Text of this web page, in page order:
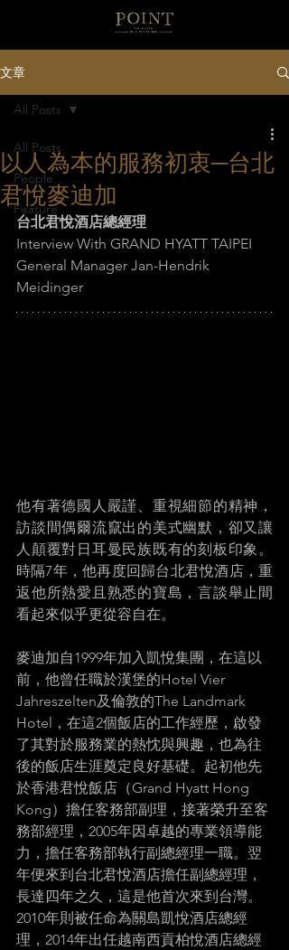
文章
All Posts
People
Feature
All Posts
以人為本的服務初衷─台北
君悅麥迪加
台北君悅酒店總經理
Interview With GRAND HYATT TAIPEI
General Manager Jan-Hendrik
Meidinger
他有著德國人嚴謹、重視細節的精神，
訪談間偶爾流竄出的美式幽默，卻又讓
人顛覆對日耳曼民族既有的刻板印象。
時隔7年，他再度回歸台北君悅酒店，重
返他所熱愛且熟悉的寶島，言談舉止間
看起來似乎更從容自在。
麥迪加自1999年加入凱悅集團，在這以
前，他曾任職於漢堡的Hotel Vier
Jahreszelten及倫敦的The Landmark
Hotel，在這2個飯店的工作經歷，啟發
了其對於服務業的熱忱與興趣，也為往
後的飯店生涯奠定良好基礎。起初他先
於香港君悅飯店（Grand Hyatt Hong
Kong）擔任客務部副理，接著榮升至客
務部經理，2005年因卓越的專業領導能
力，擔任客務部執行副總經理一職。翌
年便來到台北君悅酒店擔任副總經理，
長達四年之久，這是他首次來到台灣。
2010年則被任命為關島凱悅酒店總經
理，2014年出任越南西貢柏悅酒店總經